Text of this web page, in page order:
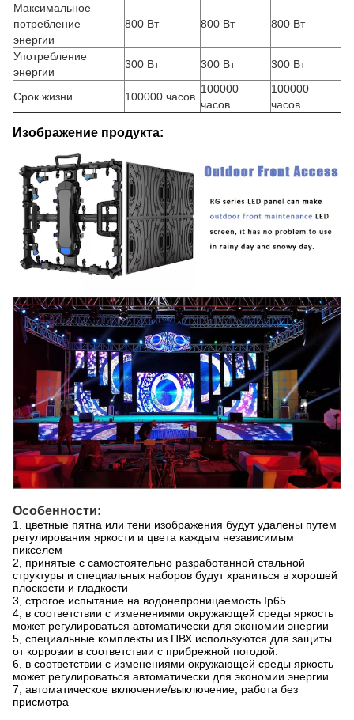
Максимальное
потребление
энергии
800 Вт 800 Вт 800 Вт
Употребление
энергии
300 Вт 300 Вт 300 Вт
Срок жизни 100000 часов
100000
часов
100000
часов
Изображение продукта:
Особенности:
1. цветные пятна или тени изображения будут удалены путем
регулирования яркости и цвета каждым независимым
пикселем
2, принятые с самостоятельно разработанной стальной
структуры и специальных наборов будут храниться в хорошей
плоскости и гладкости
3, строгое испытание на водонепроницаемость Ip65
4, в соответствии с изменениями окружающей среды яркость
может регулироваться автоматически для экономии энергии
5, специальные комплекты из ПВХ используются для защиты
от коррозии в соответствии с прибрежной погодой.
6, в соответствии с изменениями окружающей среды яркость
может регулироваться автоматически для экономии энергии
7, автоматическое включение/выключение, работа без
присмотра